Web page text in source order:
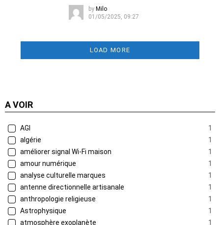
by Milo
01/05/2025, 09:27
LOAD MORE
A VOIR
AGI
1
algérie
1
améliorer signal Wi-Fi maison
1
amour numérique
1
analyse culturelle marques
1
antenne directionnelle artisanale
1
anthropologie religieuse
1
Astrophysique
1
atmosphère exoplanète
1